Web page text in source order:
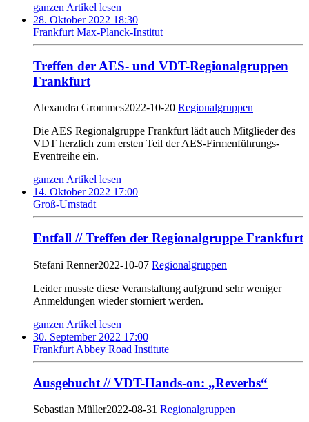
ganzen Artikel lesen
28. Oktober 2022 18:30
Frankfurt Max-Planck-Institut
Treffen der AES- und VDT-Regionalgruppen
Frankfurt
Alexandra Grommes2022-10-20 Regionalgruppen
Die AES Regionalgruppe Frankfurt lädt auch Mitglieder des
VDT herzlich zum ersten Teil der AES-Firmenführungs-
Eventreihe ein.
ganzen Artikel lesen
14. Oktober 2022 17:00
Groß-Umstadt
Entfall // Treffen der Regionalgruppe Frankfurt
Stefani Renner2022-10-07 Regionalgruppen
Leider musste diese Veranstaltung aufgrund sehr weniger
Anmeldungen wieder storniert werden.
ganzen Artikel lesen
30. September 2022 17:00
Frankfurt Abbey Road Institute
Ausgebucht // VDT-Hands-on: „Reverbs“
Sebastian Müller2022-08-31 Regionalgruppen